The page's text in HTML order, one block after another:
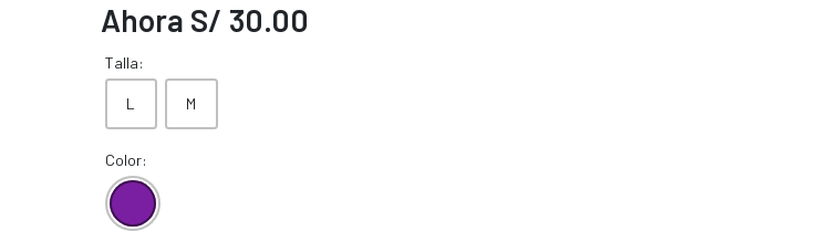
Ahora S/ 30.00
Talla:
L M
Color: